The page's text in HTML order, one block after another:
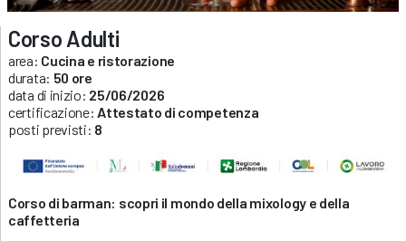
Corso Adulti
area: Cucina e ristorazione
durata: 50 ore
data di inizio: 25/06/2026
certificazione: Attestato di competenza
posti previsti: 8
Corso di barman: scopri il mondo della mixology e della
caffetteria